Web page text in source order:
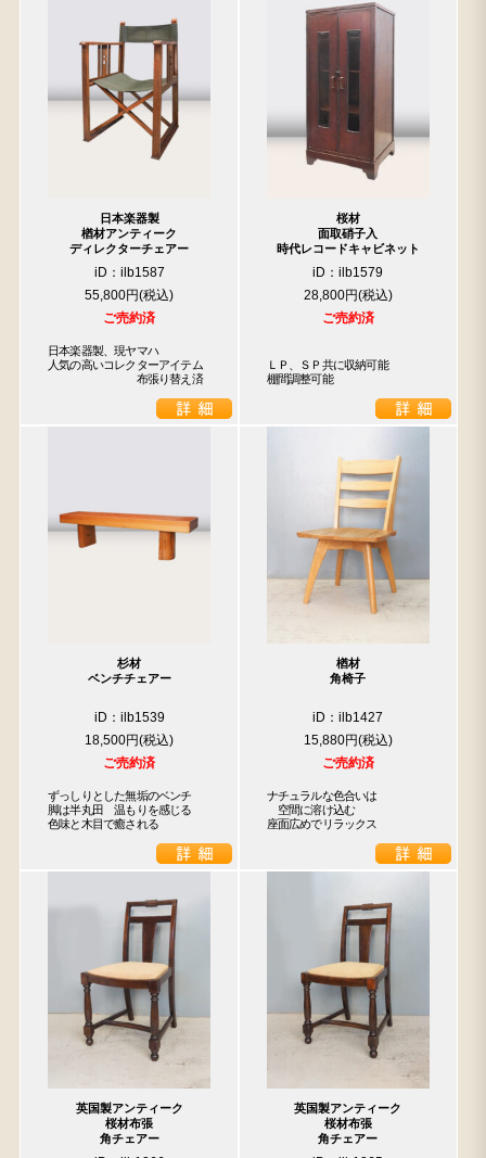
日本楽器製
楢材アンティーク
ディレクターチェアー
iD：ilb1587
55,800円
ご売約済
日本楽器製、現ヤマハ
人気の高いコレクターアイテム
布張り替え済
桜材
面取硝子入
時代レコードキャビネット
iD：ilb1579
28,800円
ご売約済
ＬＰ、ＳＰ共に収納可能
棚間調整可能
杉材
ベンチチェアー
iD：ilb1539
18,500円
ご売約済
ずっしりとした無垢のベンチ
脚は半丸田　温もりを感じる
色味と木目で癒される
楢材
角椅子
iD：ilb1427
15,880円
ご売約済
ナチュラルな色合いは
空間に溶け込む
座面広めでリラックス
英国製アンティーク
桜材布張
角チェアー
英国製アンティーク
桜材布張
角チェアー
人気の検索キーワード
小長火鉢 李朝 松本民芸 踏台
1601 2869 傘立て